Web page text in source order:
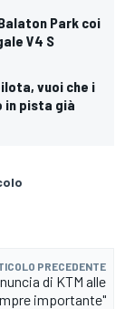
Park coi
V4 S
vuoi che i
in pista già
PRECEDENTE
di KTM alle
importante"